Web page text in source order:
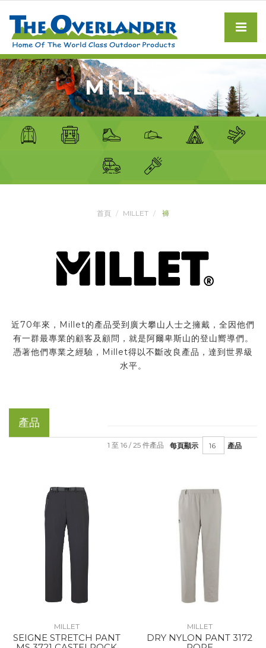
MILLET
首頁 MILLET 褲
近70年來，Millet的產品受到廣大攀山人士之擁戴，全因他們
有一群最專業的顧客及顧問，就是阿爾卑斯山的登山嚮導們。
憑著他們專業之經驗，Millet得以不斷改良產品，達到世界級
水平。
產品
每頁顯示 產品
1 至 16 / 25 件產品
MILLET
SEIGNE STRETCH PANT
MILLET
DRY NYLON PANT 3172